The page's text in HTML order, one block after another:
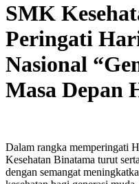
SMK
Peringati
Nasional
Masa Depan
Dalam rangka memperingati
Kesehatan Binatama turut
dengan semangat